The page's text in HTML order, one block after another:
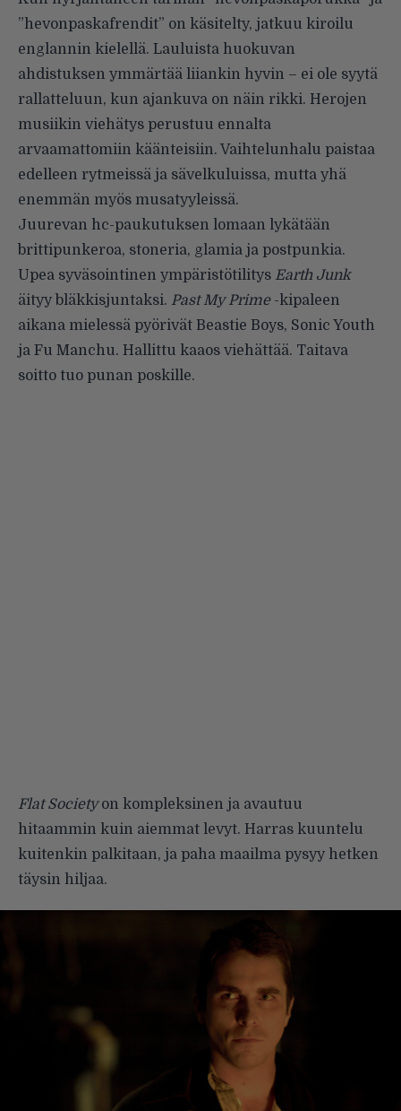
”hevonpaskafrendit” on käsitelty, jatkuu kiroilu
englannin kielellä. Lauluista huokuvan
ahdistuksen ymmärtää liiankin hyvin – ei ole syytä
rallatteluun, kun ajankuva on näin rikki. Herojen
musiikin viehätys perustuu ennalta
arvaamattomiin käänteisiin. Vaihtelunhalu paistaa
edelleen rytmeissä ja sävelkuluissa, mutta yhä
enemmän myös musatyyleissä.
Juurevan hc-paukutuksen lomaan lykätään
brittipunkeroa, stoneria, glamia ja postpunkia.
Upea syväsointinen ympäristötilitys Earth Junk
äityy bläkkisjuntaksi. Past My Prime-kipaleen
aikana mielessä pyörivät Beastie Boys, Sonic Youth
ja Fu Manchu. Hallittu kaaos viehättää. Taitava
soitto tuo punan poskille.
Flat Societyon kompleksinen ja avautuu
hitaammin kuin aiemmat levyt. Harras kuuntelu
kuitenkin palkitaan, ja paha maailma pysyy hetken
täysin hiljaa.